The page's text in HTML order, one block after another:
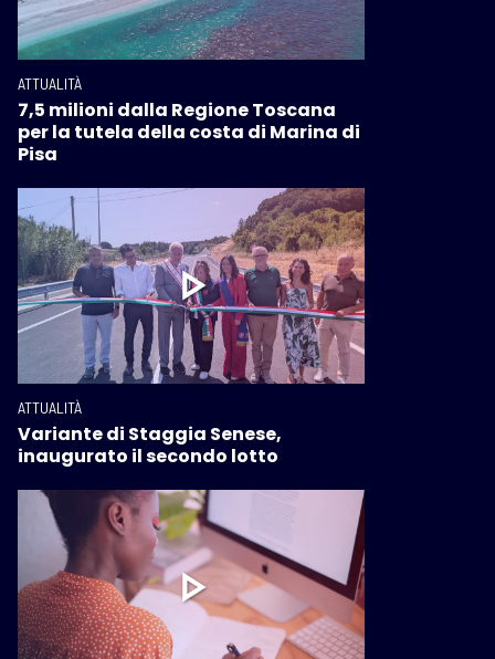
ATTUALITÀ
7,5 milioni dalla Regione Toscana
per la tutela della costa di Marina di
Pisa
ATTUALITÀ
Variante di Staggia Senese,
inaugurato il secondo lotto